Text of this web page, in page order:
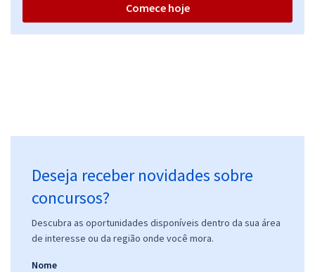
Comece hoje
Deseja receber novidades sobre
concursos?
Descubra as oportunidades disponíveis dentro da sua área
de interesse ou da região onde você mora.
Nome